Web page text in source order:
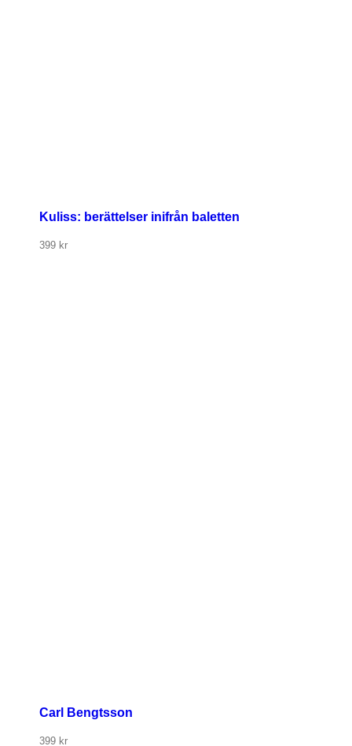
Kuliss: berättelser inifrån baletten
399 kr
Carl Bengtsson
399 kr